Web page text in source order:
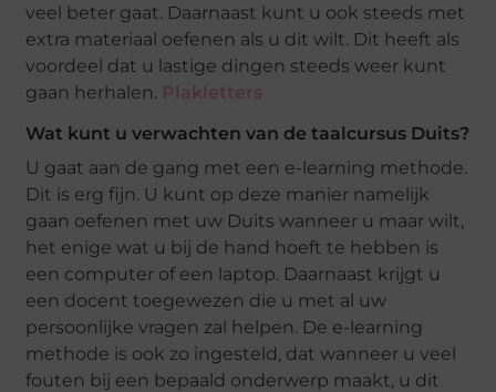
veel beter gaat. Daarnaast kunt u ook steeds met
extra materiaal oefenen als u dit wilt. Dit heeft als
voordeel dat u lastige dingen steeds weer kunt
gaan herhalen. Plakletters
Wat kunt u verwachten van de taalcursus Duits?
U gaat aan de gang met een e-learning methode.
Dit is erg fijn. U kunt op deze manier namelijk
gaan oefenen met uw Duits wanneer u maar wilt,
het enige wat u bij de hand hoeft te hebben is
een computer of een laptop. Daarnaast krijgt u
een docent toegewezen die u met al uw
persoonlijke vragen zal helpen. De e-learning
methode is ook zo ingesteld, dat wanneer u veel
fouten bij een bepaald onderwerp maakt, u dit